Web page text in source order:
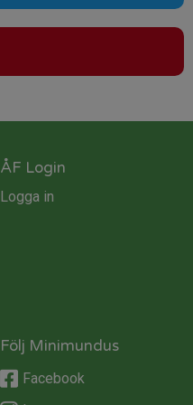
ÅF Login
Logga in
Följ Minimundus
Facebook